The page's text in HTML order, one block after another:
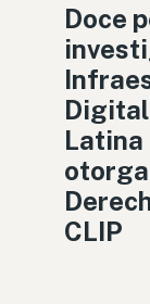
Doce
Latina
CLIP